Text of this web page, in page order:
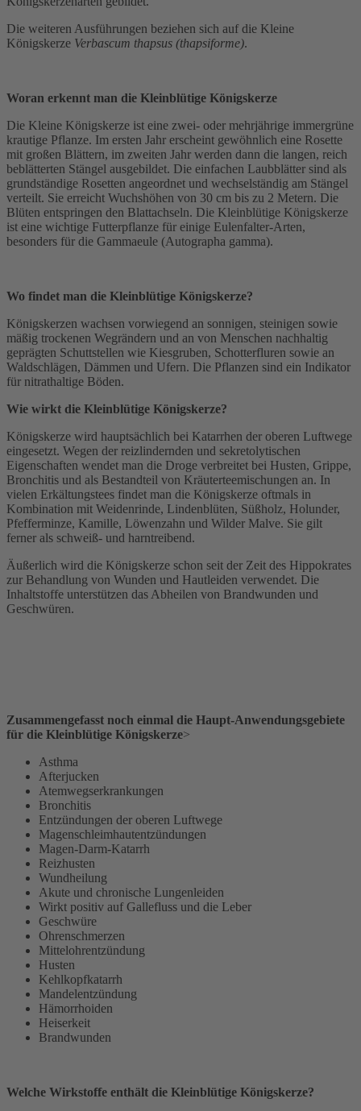
Die weiteren Ausführungen beziehen sich auf die Kleine
Königskerze Verbascum thapsus (thapsiforme).
Woran erkennt man die Kleinblütige Königskerze
Die Kleine Königskerze ist eine zwei- oder mehrjährige immergrüne
krautige Pflanze. Im ersten Jahr erscheint gewöhnlich eine Rosette
mit großen Blättern, im zweiten Jahr werden dann die langen, reich
beblätterten Stängel ausgebildet. Die einfachen Laubblätter sind als
grundständige Rosetten angeordnet und wechselständig am Stängel
verteilt. Sie erreicht Wuchshöhen von 30 cm bis zu 2 Metern. Die
Blüten entspringen den Blattachseln. Die Kleinblütige Königskerze
ist eine wichtige Futterpflanze für einige Eulenfalter-Arten,
besonders für die Gammaeule (Autographa gamma).
Wo findet man die Kleinblütige Königskerze?
Königskerzen wachsen vorwiegend an sonnigen, steinigen sowie
mäßig trockenen Wegrändern und an von Menschen nachhaltig
geprägten Schuttstellen wie Kiesgruben, Schotterfluren sowie an
Waldschlägen, Dämmen und Ufern. Die Pflanzen sind ein Indikator
für nitrathaltige Böden.
Wie wirkt die Kleinblütige Königskerze?
Königskerze wird hauptsächlich bei Katarrhen der oberen Luftwege
eingesetzt. Wegen der reizlindernden und sekretolytischen
Eigenschaften wendet man die Droge verbreitet bei Husten, Grippe,
Bronchitis und als Bestandteil von Kräuterteemischungen an. In
vielen Erkältungstees findet man die Königskerze oftmals in
Kombination mit Weidenrinde, Lindenblüten, Süßholz, Holunder,
Pfefferminze, Kamille, Löwenzahn und Wilder Malve. Sie gilt
ferner als schweiß- und harntreibend.
Äußerlich wird die Königskerze schon seit der Zeit des Hippokrates
zur Behandlung von Wunden und Hautleiden verwendet. Die
Inhaltstoffe unterstützen das Abheilen von Brandwunden und
Geschwüren.
Zusammengefasst noch einmal die Haupt-Anwendungsgebiete
für die Kleinblütige Königskerze>
Asthma
Afterjucken
Atemwegserkrankungen
Bronchitis
Entzündungen der oberen Luftwege
Magenschleimhautentzündungen
Magen-Darm-Katarrh
Reizhusten
Wundheilung
Akute und chronische Lungenleiden
Wirkt positiv auf Gallefluss und die Leber
Geschwüre
Ohrenschmerzen
Mittelohrentzündung
Husten
Kehlkopfkatarrh
Mandelentzündung
Hämorrhoiden
Heiserkeit
Brandwunden
Welche Wirkstoffe enthält die Kleinblütige Königskerze?